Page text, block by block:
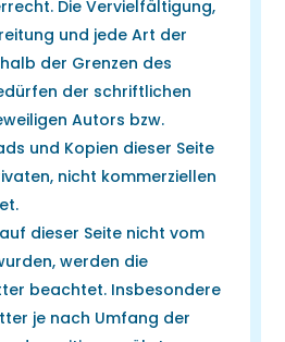
Die Vervielfältigung,
und jede Art der
der Grenzen des
der schriftlichen
Autors bzw.
und Kopien dieser Seite
nicht kommerziellen
dieser Seite nicht vom
werden die
beachtet. Insbesondere
je nach Umfang der